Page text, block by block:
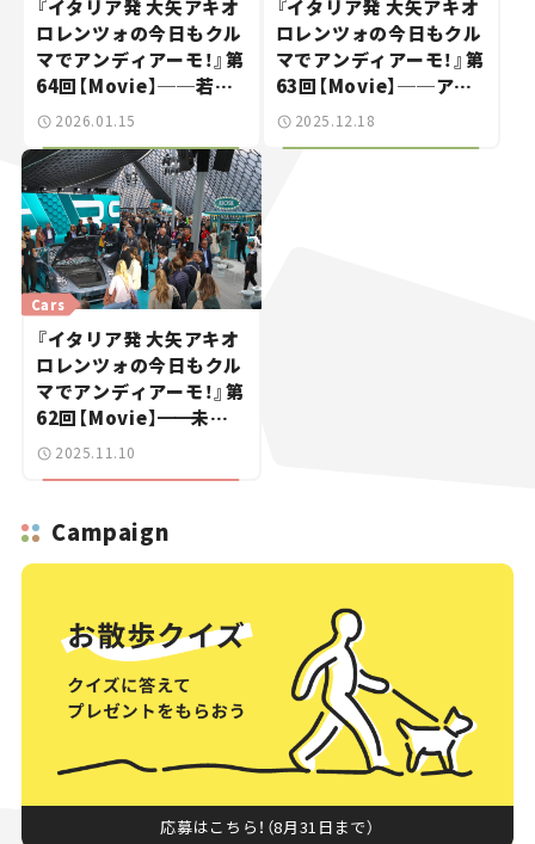
『イタリア発 大矢アキオ
ロレンツォの今日もクル
マでアンディアーモ！』第
64回【Movie】──若人
よ、魔改造パンダで砂漠
2026.01.15
『イタリア発 大矢アキオ
ロレンツォの今日もクル
マでアンディアーモ！』第
63回【Movie】──アル
ファ・ロメオ115周年祭
2025.12.18
Cars
『イタリア発 大矢アキオ
ロレンツォの今日もクル
マでアンディアーモ！』第
62回【Movie】━━未知
の自動車ブランドも「カ
ト（オープンスペース編）
2025.11.10
Campaign
応募はこちら！（8月31日まで）